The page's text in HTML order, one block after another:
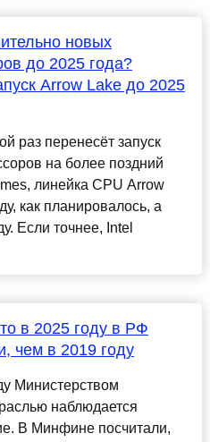
новых
до 2025 года?
Arrow Lake до 2025
раз перенесёт запуск
на более поздний
линейка CPU Arrow
как планировалось, а
Если точнее, Intel
в 2025 году в РФ
чем в 2019 году
Министерством
наблюдается
В Минфине посчитали,